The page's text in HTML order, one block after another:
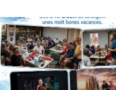
AFOCER col·labora
entitats en activitats